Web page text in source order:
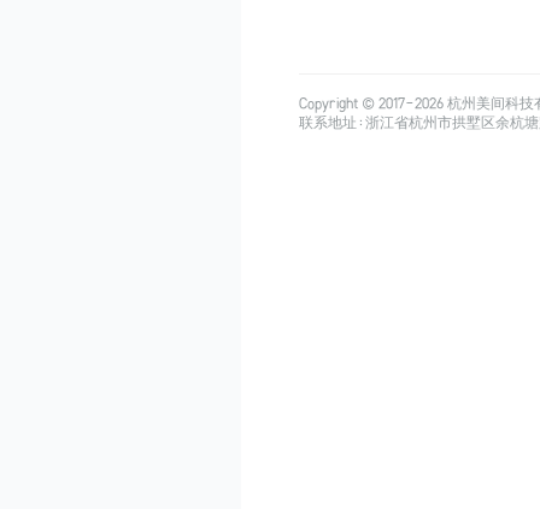
Copyright © 2017-2026杭州美间科技
联系地址：浙江省杭州市拱墅区余杭